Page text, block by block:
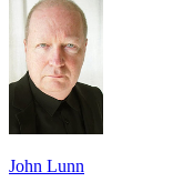
John Lunn